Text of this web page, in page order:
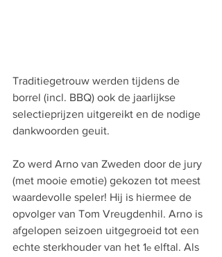
Traditiegetrouw werden tijdens de
borrel (incl. BBQ) ook de jaarlijkse
selectieprijzen uitgereikt en de nodige
dankwoorden geuit.
Zo werd Arno van Zweden door de jury
(met mooie emotie) gekozen tot meest
waardevolle speler! Hij is hiermee de
opvolger van Tom Vreugdenhil. Arno is
afgelopen seizoen uitgegroeid tot een
echte sterkhouder van het 1e elftal. Als